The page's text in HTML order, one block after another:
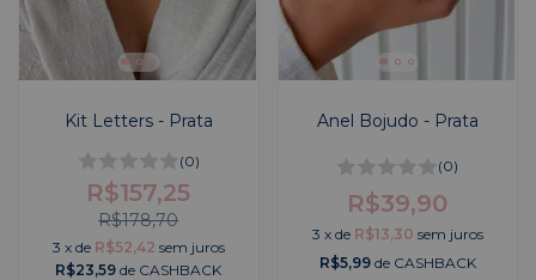
Kit Letters - Prata
(0)
R$157,25
R$178,70
3 x de R$52,42 sem juros
R$23,59 de CASHBACK
Anel Bojudo - Prata
(0)
R$39,90
3 x de R$13,30 sem juros
R$5,99de CASHBACK